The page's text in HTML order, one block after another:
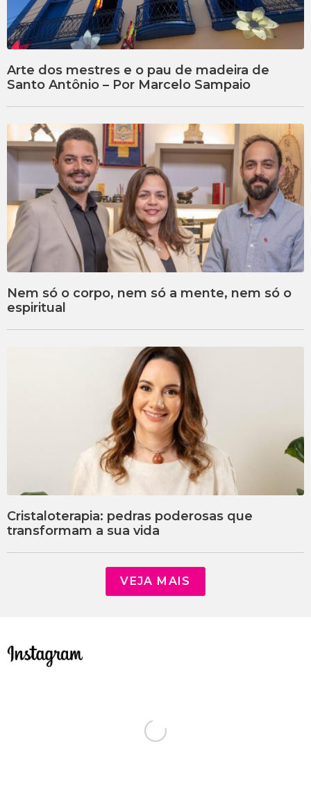
Arte dos mestres e o pau de madeira de
Santo Antônio – Por Marcelo Sampaio
Nem só o corpo, nem só a mente, nem só o
espiritual
Cristaloterapia: pedras poderosas que
transformam a sua vida
VEJA MAIS